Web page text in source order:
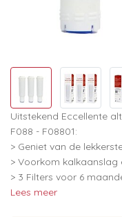
Uitstekend Eccellente
F088 - F08801:
> Geniet van de
> Voorkom kalkaanslag
> 3 Filters voor 6
Lees meer